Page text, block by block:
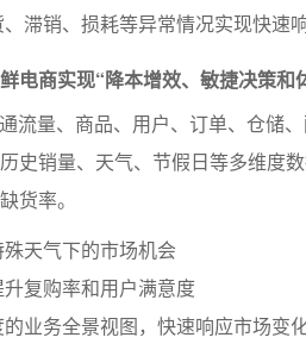
滞销、损耗等异常情况实现快速
电商实现“降本增效、敏捷决策和
流量、商品、用户、订单、仓储
史销量、天气、节假日等多维度
货率。
天气下的市场机会
复购率和用户满意度
业务全景视图，快速响应市场变